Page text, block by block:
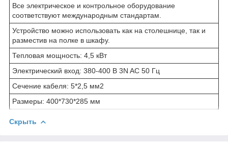
Все электрическое и контрольное оборудование
соответствуют международным стандартам.
Устройство можно использовать как на столешнице, так и
разместив на полке в шкафу.
Тепловая мощность: 4,5 кВт
Электрический вход: 380-400 В 3N AC 50 Гц
Сечение кабеля: 5*2,5 мм2
Размеры: 400*730*285 мм
Скрыть